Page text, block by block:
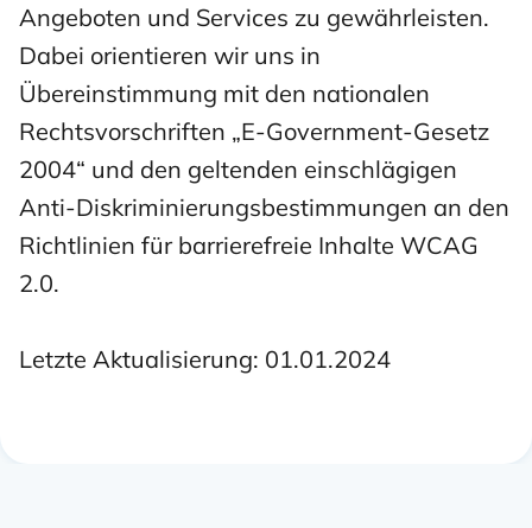
Angeboten und Services zu gewährleisten.
Dabei orientieren wir uns in
Übereinstimmung mit den nationalen
Rechtsvorschriften „E-Government-Gesetz
2004“ und den geltenden einschlägigen
Anti-Diskriminierungsbestimmungen an den
Richtlinien für barrierefreie Inhalte WCAG
2.0.
Letzte Aktualisierung: 01.01.2024